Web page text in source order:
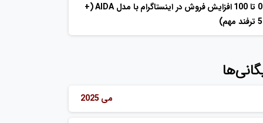
0 تا 100 افزایش فروش در اینستاگرام با مدل AIDA (+
5 ترفند مهم)
می 2025